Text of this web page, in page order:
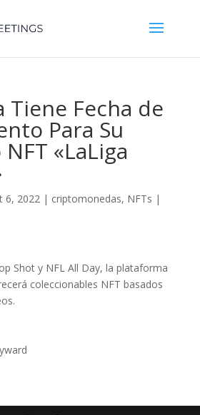
Tiene Fecha de
Para Su
«LaLiga
6, 2022| criptomonedas, NFTs |
Shot y NFL All Day, la plataforma
coleccionables NFT basados